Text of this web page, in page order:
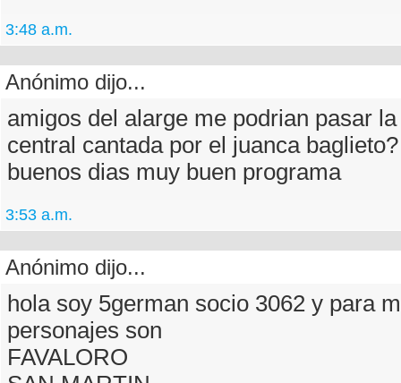
3:48 a.m.
Anónimo dijo...
amigos del alarge me podrian pasar
central cantada por el juanca
buenos dias muy buen programa
3:53 a.m.
Anónimo dijo...
hola soy 5german socio 3062 y para
personajes son
FAVALORO